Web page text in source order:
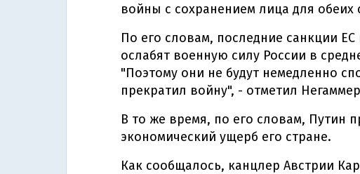
войны с сохранением лица для обеих
По его словам, последние санкции
ослабят военную силу России в
"Поэтому они не будут немедленно
прекратил войну", - отметил
В то же время, по его словам, Путин
экономический ущерб его стране.
Как сообщалось, канцлер Австрии